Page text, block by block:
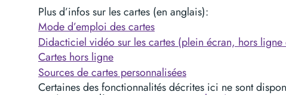
Plus d’infos sur les cartes (en anglais):
Mode d’emploi des cartes
Didacticiel vidéo sur les cartes (plein écran, hors ligne
Cartes hors ligne
Sources de cartes personnalisées
Certaines des fonctionnalités décrites ici ne sont